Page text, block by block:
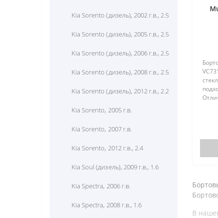
Hyundai Santa Fe, 2004 г.в., 2.7
Hyundai Santa Fe, 2007 г.в.
Hyundai Santa Fe, 2008 г.в.
Hyundai Solaris, 2011 г.в., 1.4
Hyundai Solaris, 2011 г.в., 1.6
Hyundai Sonata V (EF new), 2008
г.в., 2.5
Kia Sorento (дизель), 2002 г.в., 2.5
Kia Sorento (дизель), 2005 г.в., 2.5
Kia Sorento (дизель), 2006 г.в., 2.5
Kia Sorento (дизель), 2008 г.в., 2.5
Kia Sorento (дизель), 2012 г.в., 2.2
Kia Sorento, 2005 г.в.
Kia Sorento, 2007 г.в.
Kia Sorento, 2012 г.в., 2.4
Kia Soul (дизель), 2009 г.в., 1.6
Kia Spectra, 2006 г.в.
Kia Spectra, 2008 г.в., 1.6
В